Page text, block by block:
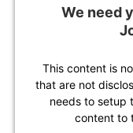
We need
This content is
that are not
needs to setup
content to